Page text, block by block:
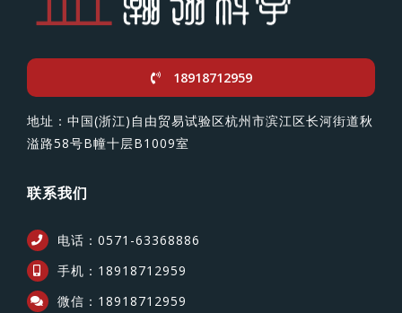
18918712959
地址：中国(浙江)自由贸易试验区杭州市滨江区长河街道秋
溢路58号B幢十层B1009室
联系我们
电话：0571-63368886
手机：18918712959
微信：18918712959